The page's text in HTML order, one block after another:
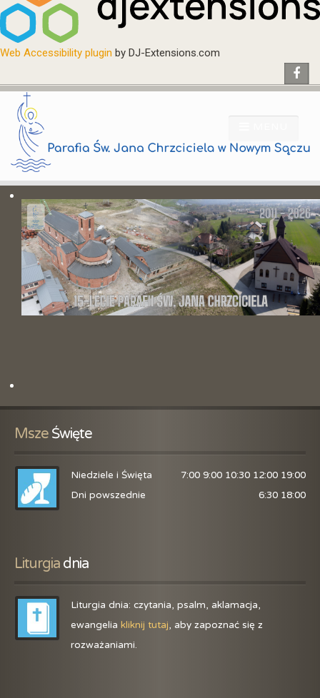
Web Accessibility plugin by DJ-Extensions.com
Msze Święte
Niedziele i Święta
7:00 9:00 10:30 12:00 19:00
Dni powszednie
6:30 18:00
Liturgia dnia
Liturgia dnia: czytania, psalm, aklamacja,
ewangelia kliknij tutaj, aby zapoznać się z
rozważaniami.